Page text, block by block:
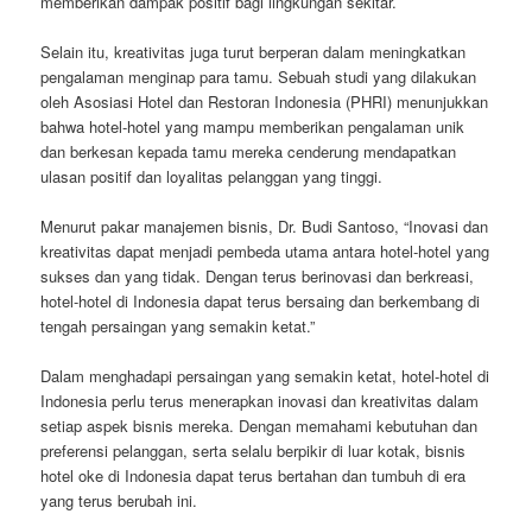
Selain itu, kreativitas juga turut berperan dalam meningkatkan
pengalaman menginap para tamu. Sebuah studi yang dilakukan
oleh Asosiasi Hotel dan Restoran Indonesia (PHRI) menunjukkan
bahwa hotel-hotel yang mampu memberikan pengalaman unik
dan berkesan kepada tamu mereka cenderung mendapatkan
ulasan positif dan loyalitas pelanggan yang tinggi.
Menurut pakar manajemen bisnis, Dr. Budi Santoso, “Inovasi dan
kreativitas dapat menjadi pembeda utama antara hotel-hotel yang
sukses dan yang tidak. Dengan terus berinovasi dan berkreasi,
hotel-hotel di Indonesia dapat terus bersaing dan berkembang di
tengah persaingan yang semakin ketat.”
Dalam menghadapi persaingan yang semakin ketat, hotel-hotel di
Indonesia perlu terus menerapkan inovasi dan kreativitas dalam
setiap aspek bisnis mereka. Dengan memahami kebutuhan dan
preferensi pelanggan, serta selalu berpikir di luar kotak, bisnis
hotel oke di Indonesia dapat terus bertahan dan tumbuh di era
yang terus berubah ini.